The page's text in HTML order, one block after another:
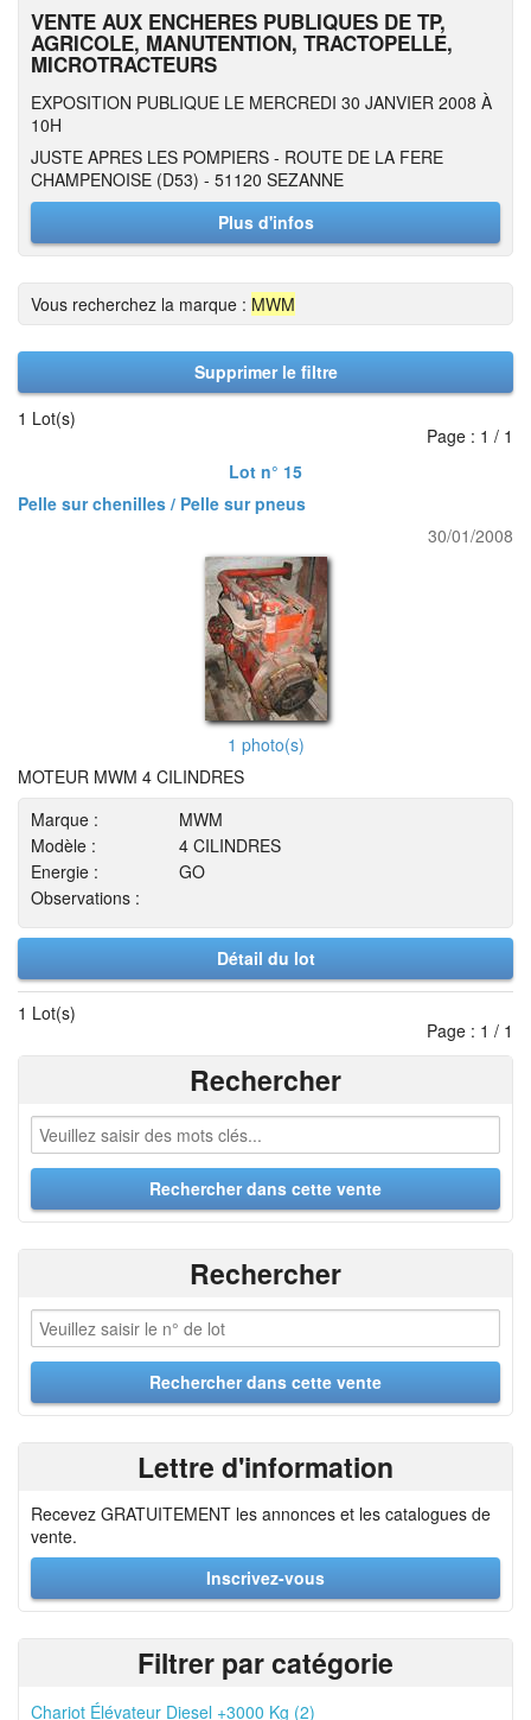
VENTE AUX ENCHERES PUBLIQUES DE TP,
AGRICOLE, MANUTENTION, TRACTOPELLE,
MICROTRACTEURS
EXPOSITION PUBLIQUE LE MERCREDI 30 JANVIER 2008 À
10H
JUSTE APRES LES POMPIERS - ROUTE DE LA FERE
CHAMPENOISE (D53) - 51120 SEZANNE
Plus d'infos
Vous recherchez la marque : MWM
Supprimer le filtre
1 Lot(s)
Page : 1 / 1
Lot n° 15
Pelle sur chenilles / Pelle sur pneus
30/01/2008
1 photo(s)
MOTEUR MWM 4 CILINDRES
Marque :
MWM
Modèle :
4 CILINDRES
Energie :
GO
Observations :
Détail du lot
1 Lot(s)
Page : 1 / 1
Rechercher
Rechercher
Lettre d'information
Recevez GRATUITEMENT les annonces et les catalogues de
vente.
Inscrivez-vous
Filtrer par catégorie
Chariot Élévateur Diesel +3000 Kg (2)